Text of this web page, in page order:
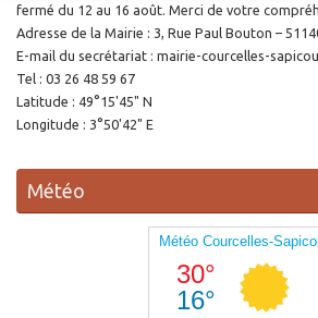
fermé du 12 au 16 août. Merci de votre
Adresse de la Mairie : 3, Rue Paul Bouton –
E-mail du secrétariat : mairie-courcelles-
Tel : 03 26 48 59 67
Latitude : 49°15'45" N
Longitude : 3°50'42" E
Météo